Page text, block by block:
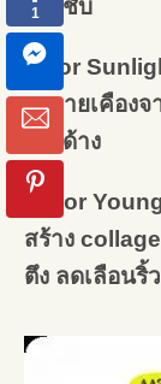
กระชับ
3.For
ระคายเคือง
กระด้าง
4.
For
สร้าง
ตึง ลดเลือนริ้